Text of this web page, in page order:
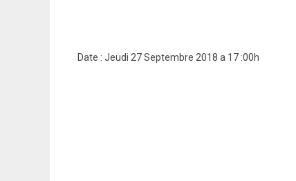
Date : Jeudi 27 Septembre 2018 a 17 :00h